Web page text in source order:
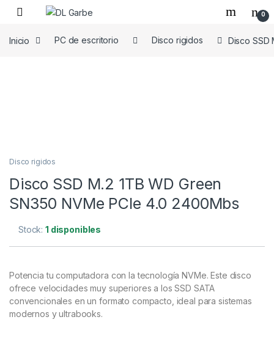
0
Inicio PC de escritorio Disco rigidos Disco SSD
Disco rigidos
Disco SSD M.2 1TB WD Green
SN350 NVMe PCIe 4.0 2400Mbs
Stock:1 disponibles
Potencia tu computadora con la tecnología NVMe. Este disco
ofrece velocidades muy superiores a los SSD SATA
convencionales en un formato compacto, ideal para sistemas
modernos y ultrabooks.